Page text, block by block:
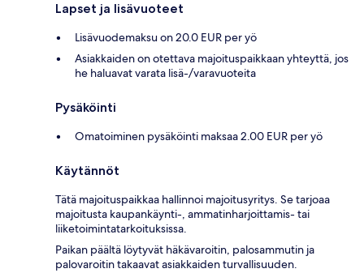
Lapset ja lisävuoteet
Lisävuodemaksu on 20.0 EUR per yö
Asiakkaiden on otettava majoituspaikkaan yhteyttä, jos
he haluavat varata lisä-/varavuoteita
Pysäköinti
Omatoiminen pysäköinti maksaa 2.00 EUR per yö
Käytännöt
Tätä majoituspaikkaa hallinnoi majoitusyritys. Se tarjoaa
majoitusta kaupankäynti-, ammatinharjoittamis- tai
liiketoimintatarkoituksissa.
Paikan päältä löytyvät häkävaroitin, palosammutin ja
palovaroitin takaavat asiakkaiden turvallisuuden.